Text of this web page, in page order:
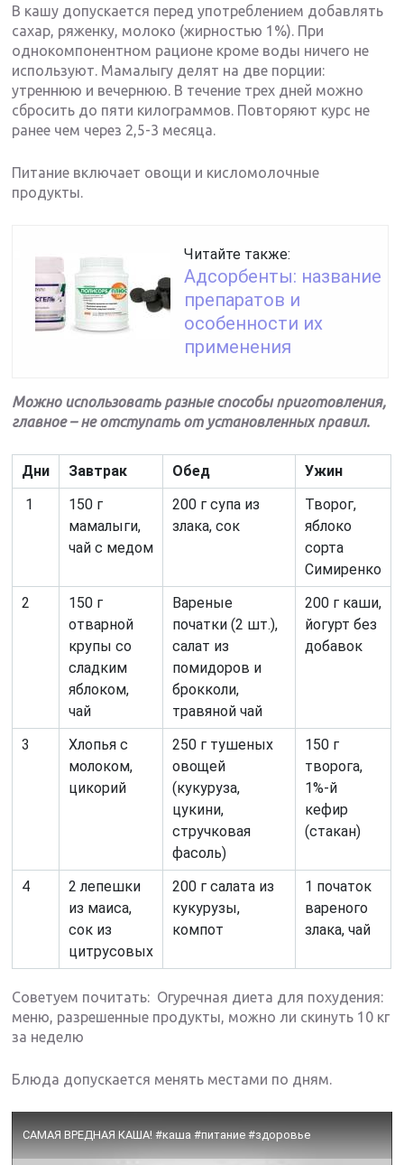
В кашу допускается перед употреблением добавлять
сахар, ряженку, молоко (жирностью 1%). При
однокомпонентном рационе кроме воды ничего не
используют. Мамалыгу делят на две порции:
утреннюю и вечернюю. В течение трех дней можно
сбросить до пяти килограммов. Повторяют курс не
ранее чем через 2,5-3 месяца.
Питание включает овощи и кисломолочные
продукты.
Читайте также:
Адсорбенты: название
препаратов и
особенности их
применения
Можно использовать разные способы приготовления,
главное – не отступать от установленных правил.
Дни Завтрак Обед
Ужин
1
150 г
мамалыги,
чай с медом
200 г супа из
злака, сок
Творог,
яблоко
сорта
Симиренко
2
150 г
отварной
крупы со
сладким
яблоком,
чай
Вареные
початки (2 шт.),
салат из
помидоров и
брокколи,
травяной чай
200 г каши,
йогурт без
добавок
3
Хлопья с
молоком,
цикорий
250 г тушеных
овощей
(кукуруза,
цукини,
стручковая
фасоль)
150 г
творога,
1%-й
кефир
(стакан)
4
2 лепешки
из маиса,
сок из
цитрусовых
200 г салата из
кукурузы,
компот
1 початок
вареного
злака, чай
Советуем почитать: Огуречная диета для похудения:
меню, разрешенные продукты, можно ли скинуть 10 кг
за неделю
Блюда допускается менять местами по дням.
САМАЯ ВРЕДНАЯ КАША! #каша #питание #здоровье